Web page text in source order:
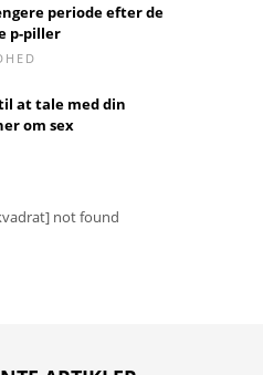
periode efter de
p-piller
at tale med din
om sex
not found